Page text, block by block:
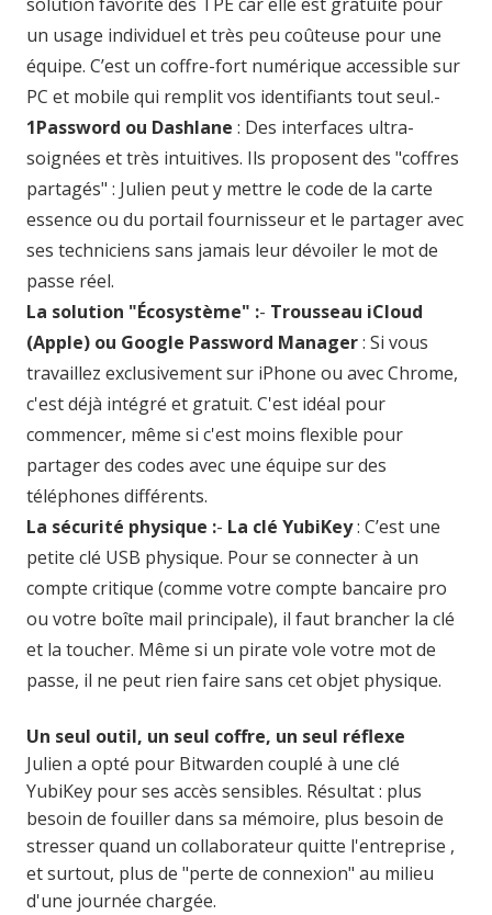
un usage individuel et très peu coûteuse pour une
équipe. C’est un coffre-fort numérique accessible sur
PC et mobile qui remplit vos identifiants tout seul.-
1Password ou Dashlane : Des interfaces ultra-
soignées et très intuitives. Ils proposent des "coffres
partagés" : Julien peut y mettre le code de la carte
essence ou du portail fournisseur et le partager avec
ses techniciens sans jamais leur dévoiler le mot de
passe réel.
La solution "Écosystème" :- Trousseau iCloud
(Apple) ou Google Password Manager: Si vous
travaillez exclusivement sur iPhone ou avec Chrome,
c'est déjà intégré et gratuit. C'est idéal pour
commencer, même si c'est moins flexible pour
partager des codes avec une équipe sur des
téléphones différents.
La sécurité physique :- La clé YubiKey: C’est une
petite clé USB physique. Pour se connecter à un
compte critique (comme votre compte bancaire pro
ou votre boîte mail principale), il faut brancher la clé
et la toucher. Même si un pirate vole votre mot de
passe, il ne peut rien faire sans cet objet physique.
Un seul outil, un seul coffre, un seul réflexe
Julien a opté pour Bitwarden couplé à une clé
YubiKey pour ses accès sensibles. Résultat : plus
besoin de fouiller dans sa mémoire, plus besoin de
stresser quand un collaborateur quitte l'entreprise ,
et surtout, plus de "perte de connexion" au milieu
d'une journée chargée.